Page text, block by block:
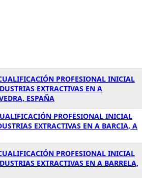
PROFESIONAL INICIAL
EXTRACTIVAS EN A
ESPAÑA
PROFESIONAL INICIAL
EXTRACTIVAS EN A BARCIA, A
PROFESIONAL INICIAL
EXTRACTIVAS EN A BARRELA,